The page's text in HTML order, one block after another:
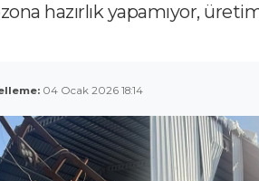
hazırlık yapamıyor,
04 Ocak 2026 18:14